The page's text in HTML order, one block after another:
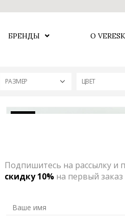
БРЕНДЫ О
РАЗМЕР ЦВЕТ
Подпишитесь на рассылку и
скидку 10%на первый заказ